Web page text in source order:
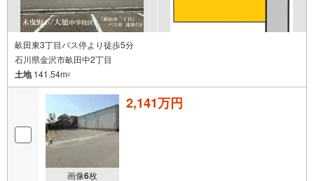
畝田東3丁目バス停より徒歩5分
石川県金沢市畝田中2丁目
土地141.54m2
画像6枚
2,141万円